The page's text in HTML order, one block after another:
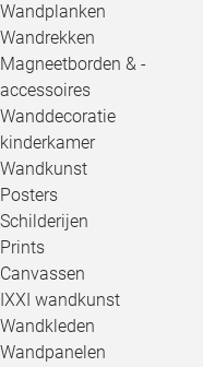
Wandplanken
Wandrekken
Magneetborden & -
accessoires
Wanddecoratie
kinderkamer
Wandkunst
Posters
Schilderijen
Prints
Canvassen
IXXI wandkunst
Wandkleden
Wandpanelen